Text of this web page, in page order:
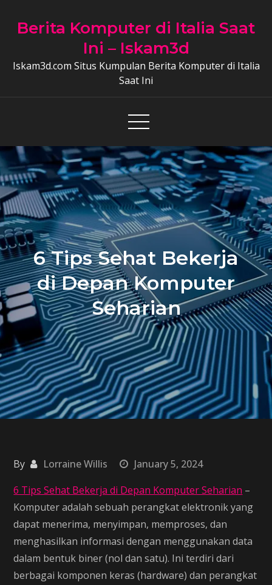
Berita Komputer di Italia Saat
Ini – Iskam3d
Iskam3d.com Situs Kumpulan Berita Komputer di Italia
Saat Ini
6 Tips Sehat Bekerja
di Depan Komputer
Seharian
By Lorraine Willis
January 5, 2024
6 Tips Sehat Bekerja di Depan Komputer Seharian –
Komputer adalah sebuah perangkat elektronik yang
dapat menerima, menyimpan, memproses, dan
menghasilkan informasi dengan menggunakan data
dalam bentuk biner (nol dan satu). Ini terdiri dari
berbagai komponen keras (hardware) dan perangkat